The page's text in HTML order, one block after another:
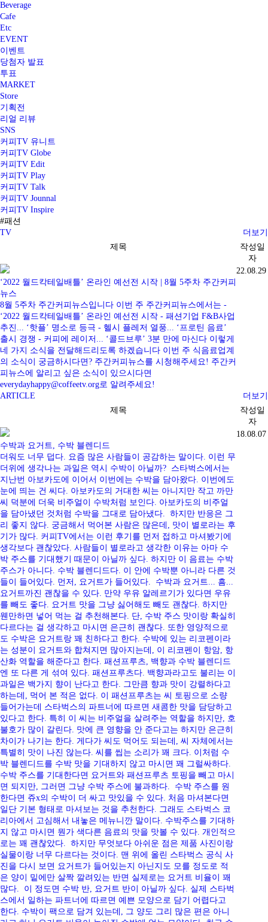
Beverage
Cafe
Etc
EVENT
이벤트
당첨자 발표
투표
MARKET
Store
기획전
리얼 리뷰
SNS
커피TV 유니트
커피TV Globe
커피TV Edit
커피TV Play
커피TV Talk
커피TV Jounnal
커피TV Inspire
#패션
TV
더보기
제목
작성일
자
‘2022 월드칵테일배틀’ 온라인 예선전 시작 | 8월 5주차 주간커피
뉴스
8월 5주차 주간커피뉴스입니다 이번 주 주간커피뉴스에서는 -
‘2022 월드칵테일배틀’ 온라인 예선전 시작 - 패션기업 F&B사업
추진... ‘핫플’ 명소로 등극 - 헬시 플레저 열풍... ‘프로틴 음료’
출시 경쟁 - 커피에 레이저... ‘콜드브루’ 3분 만에 마신다 이렇게
네 가지 소식을 전달해드리도록 하겠습니다 이번 주 식음료업계
의 소식이 궁금하시다면? 주간커피뉴스를 시청해주세요! 주간커
피뉴스에 알리고 싶은 소식이 있으시다면
everydayhappy@coffeetv.org로 알려주세요!
22.08.29
ARTICLE
더보기
제목
작성일
자
수박과 요거트, 수박 블렌디드
더워도 너무 덥다. 요즘 많은 사람들이 공감하는 말이다. 이런 무
더위에 생각나는 과일은 역시 수박이 아닐까? 스타벅스에서는
지난번 아보카도에 이어서 이번에는 수박을 담아왔다. 이번에도
눈에 띄는 건 씨다. 아보카도의 거대한 씨는 아니지만 작고 까만
씨 덕분에 더욱 비주얼이 수박처럼 보인다. 아보카도의 비주얼
을 담아냈던 것처럼 수박을 그대로 담아냈다. 하지만 반응은 그
리 좋지 않다. 궁금해서 먹어본 사람은 많은데, 맛이 별로라는 후
기가 많다. 커피TV에서는 이런 후기를 먼저 접하고 마셔봤기에
생각보다 괜찮았다. 사람들이 별로라고 생각한 이유는 아마 수
박 주스를 기대했기 때문이 아닐까 싶다. 하지만 이 음료는 수박
주스가 아니다. 수박 블렌디드다. 이 안에 수박뿐 아니라 다른 것
들이 들어있다. 먼저, 요거트가 들어있다. 수박과 요거트... 흠...
요거트까진 괜찮을 수 있다. 만약 우유 알레르기가 있다면 우유
를 빼도 좋다. 요거트 맛을 그냥 싫어해도 빼도 괜찮다. 하지만
웬만하면 넣어 먹는 걸 추천해본다. 단, 수박 주스 맛이랑 확실히
다르다는 걸 생각하고 마시면 은근히 괜찮다. 또한 영양적으로
도 수박은 요거트랑 꽤 친하다고 한다. 수박에 있는 리코펜이라
는 성분이 요거트와 합쳐지면 많아지는데, 이 리코펜이 항암, 항
산화 역할을 해준다고 한다. 패션프루츠, 백향과 수박 블렌디드
엔 또 다른 게 섞여 있다. 패션프루츠다. 백향과라고도 불리는 이
과일은 백가지 향이 난다고 한다. 그만큼 향과 맛이 강렬하다고
하는데, 먹어 본 적은 없다. 이 패션프루츠는 씨 토핑으로 소량
들어가는데 스타벅스의 파트너에 따르면 새콤한 맛을 담당하고
있다고 한다. 특히 이 씨는 비주얼을 살려주는 역할을 하지만, 호
불호가 많이 갈린다. 맛에 큰 영향을 안 준다고는 하지만 은근히
차이가 나기는 한다. 게다가 씨도 먹어도 되는데, 씨 자체에서는
특별히 맛이 나진 않는다. 씨를 씹는 소리가 꽤 크다. 이처럼 수
박 블렌디드를 수박 맛을 기대하지 않고 마시면 꽤 그럴싸하다.
수박 주스를 기대한다면 요거트와 패션프루츠 토핑을 빼고 마시
면 되지만, 그러면 그냥 수박 주스에 불과하다. 수박 주스를 원
한다면 쥬x의 수박이 더 싸고 맛있을 수 있다. 처음 마셔본다면
일단 기본 형태로 마셔보는 것을 추천한다. 그래도 스타벅스 코
리아에서 고심해서 내놓은 메뉴니깐 말이다. 수박주스를 기대하
지 않고 마시면 뭔가 색다른 음료의 맛을 맛볼 수 있다. 개인적으
로는 꽤 괜찮았다. 하지만 무엇보다 아쉬운 점은 제품 사진이랑
실물이랑 너무 다르다는 것이다. 맨 위에 올린 스타벅스 공식 사
진을 다시 보면 요거트가 들어있는지 아닌지도 모를 정도로 적
은 양이 밑에만 살짝 깔려있는 반면 실제로는 요거트 비율이 꽤
많다. 이 정도면 수박 반, 요거트 반이 아닐까 싶다. 실제 스타벅
스에서 일하는 파트너에 따르면 예쁜 모양으로 담기 어렵다고
한다. 수박이 팩으로 담겨 있는데, 그 양도 그리 많은 편은 아니
18.08.07